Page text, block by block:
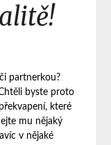
partnerkou?
byste proto
které
mu nějaký
v nějaké